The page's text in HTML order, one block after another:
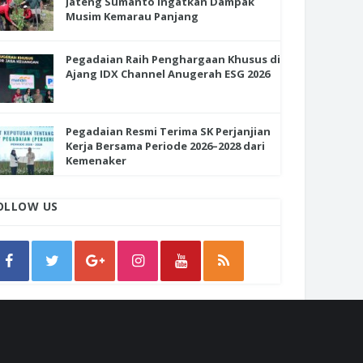
Musim Kemarau Panjang
Pegadaian Raih Penghargaan Khusus di
Ajang IDX Channel Anugerah ESG 2026
Pegadaian Resmi Terima SK Perjanjian
Kerja Bersama Periode 2026–2028 dari
Kemenaker
US